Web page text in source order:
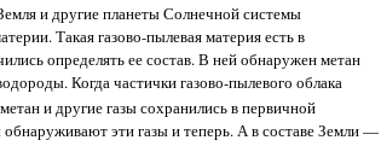
и другие планеты Солнечной системы
Такая газово-пылевая материя есть в
определять ее состав. В ней обнаружен метан
Когда частички газово-пылевого облака
и другие газы сохранились в первичной
эти газы и теперь. А в составе Земли —